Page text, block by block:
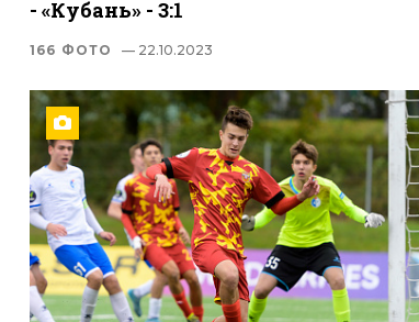
- «Кубань» - 3:1
166 ФОТО — 22.10.2023